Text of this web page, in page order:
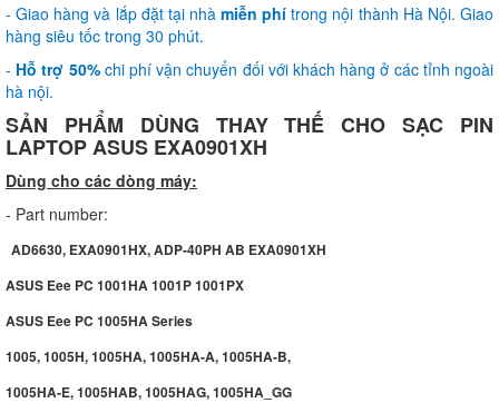
- Giao hàng và lắp đặt tại nhàmiễn phí trong nội thành Hà Nội. Giao
hàng siêu tốc trong 30 phút.
- Hỗ trợ 50%chi phí vận chuyển đối với khách hàng ở các tỉnh ngoài
hà nội.
SẢN PHẨM DÙNG THAY THẾ CHO SẠC PIN
LAPTOP ASUS EXA0901XH
Dùng cho các dòng máy:
- Part number:
AD6630, EXA0901HX, ADP-40PH AB EXA0901XH
ASUS Eee PC 1001HA 1001P 1001PX
ASUS Eee PC 1005HA Series
1005, 1005H, 1005HA, 1005HA-A, 1005HA-B,
1005HA-E, 1005HAB, 1005HAG, 1005HA_GG